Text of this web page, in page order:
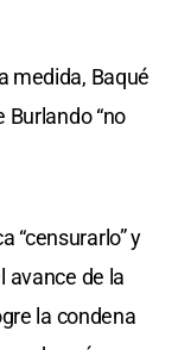
medida, Baqué
“no
“censurarlo” y
avance de la
la condena